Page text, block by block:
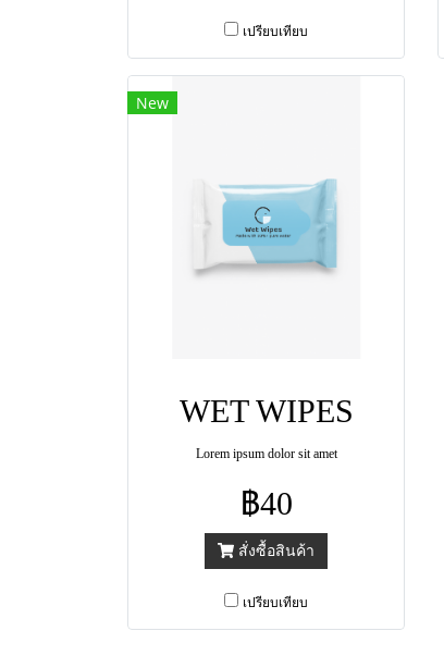
เปรียบเทียบ
New
WET WIPES
Lorem ipsum dolor sit amet
฿40
สั่งซื้อสินค้า
เปรียบเทียบ